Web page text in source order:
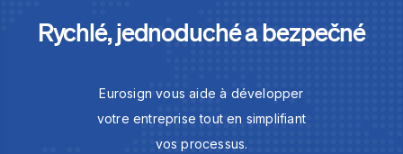
Rychlé, jednoduché a bezpečné
Eurosign vous aide à développer
votre entreprise tout en simplifiant
vos processus.